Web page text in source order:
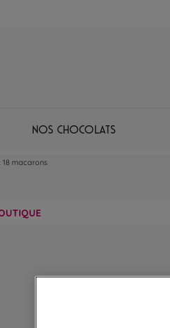
Nos chocolats
macarons